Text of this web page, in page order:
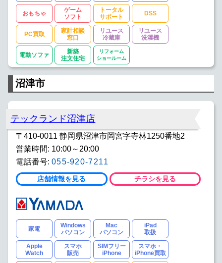
おもちゃ
ゲーム
ソフト
トータル
サポート
DSS
PC買取
家計相談
窓口
リユース
冷蔵庫
リユース
洗濯機
電動ソファ
新築
注文住宅
リフォーム
ショールーム
沼津市
テックランド沼津店
〒410-0011 静岡県沼津市岡宮字寺林1250番地2
営業時間: 10:00～20:00
電話番号: 055-920-7211
店舗情報を見る チラシを見る
家電
Windows
パソコン
Mac
パソコン
iPad
取扱
Apple
Watch
スマホ
販売
SIMフリー
iPhone
スマホ・
iPhone買取